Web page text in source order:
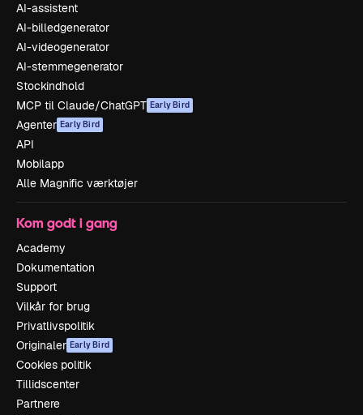
AI-assistent
AI-billedgenerator
AI-videogenerator
AI-stemmegenerator
Stockindhold
MCP til Claude/ChatGPT Early Bird
Agenter Early Bird
API
Mobilapp
Alle Magnific værktøjer
Kom godt i gang
Academy
Dokumentation
Support
Vilkår for brug
Privatlivspolitik
Originaler Early Bird
Cookies politik
Tillidscenter
Partnere